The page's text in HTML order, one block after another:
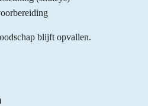
blijft opvallen.